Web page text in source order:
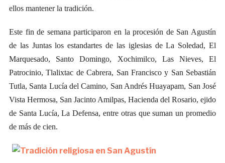
ellos mantener la tradición.
Este fin de semana participaron en la procesión de San Agustín
de las Juntas los estandartes de las iglesias de La Soledad, El
Marquesado, Santo Domingo, Xochimilco, Las Nieves, El
Patrocinio, Tlalixtac de Cabrera, San Francisco y San Sebastián
Tutla, Santa Lucía del Camino, San Andrés Huayapam, San José
Vista Hermosa, San Jacinto Amilpas, Hacienda del Rosario, ejido
de Santa Lucía, La Defensa, entre otras que suman un promedio
de más de cien.